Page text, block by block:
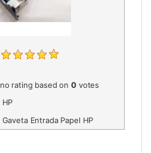
no rating based on0votes
HP
Gaveta Entrada Papel HP